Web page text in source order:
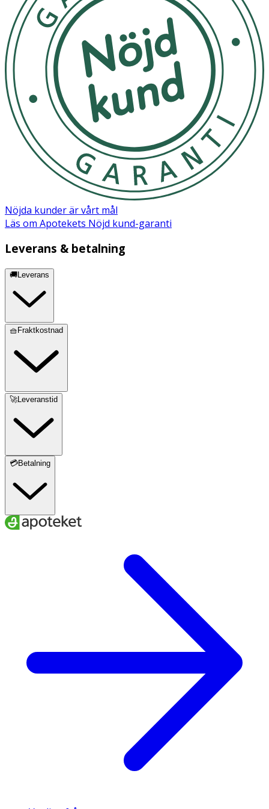
Aqua, Propanediol, Glycerin, Acrylates/C10-30 Alkyl
Acrylate Crosspolymer, Ornithine HCL, Pfaffia Glomerata
Root Juice, Phenoxethanol, Arginine PCA, Sodium
Hydroxide, Xanthan Gum, Butylene Glycol, Zingiber
Officinale Root Extract, Polysorbate 20, Potassium
Sorbate, Sodium Benzoate, Sorbic Acid.
Nöjda kunder är vårt mål
Läs om Apotekets Nöjd kund-garanti
Leverans & betalning
🚚Leverans
🧺Fraktkostnad
🚀Leveranstid
💳Betalning